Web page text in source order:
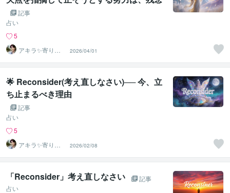
ながら逆効果でしかありません。
記事
占い
5
アキラ✨寄り添
う聴き手 迷い不
安の相談室
2026/04/01
🌟 Reconsider(考え直しなさい)── 今、立
ち止まるべき理由
記事
占い
5
アキラ✨寄り添
う聴き手 迷い不
安の相談室
2026/02/08
「Reconsider」考え直しなさい
記事
占い